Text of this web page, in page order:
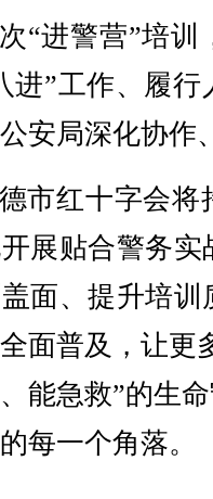
“进警营”培
进”工作、履
安局深化协作
市红十字会将
展贴合警务
面、提升培
面普及，让更
能急救”的生
每一个角落。